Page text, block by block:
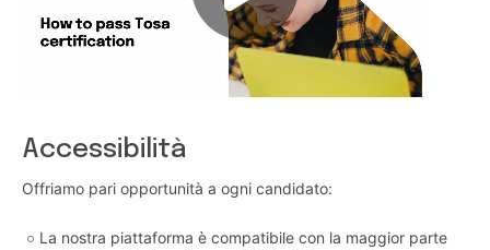
Accessibilità
Offriamo pari opportunità a ogni candidato:
La nostra piattaforma è compatibile con la maggior parte